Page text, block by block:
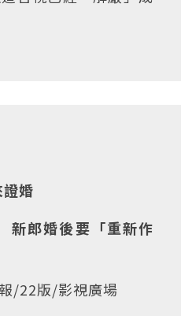
婚
新郎婚後要「重新作
/22版/影視廣場